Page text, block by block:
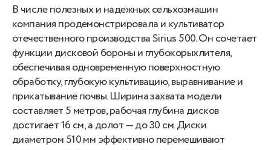
В числе полезных и надежных сельхозмашин
компания продемонстрировала и культиватор
отечественного производства Sirius 500. Он сочетает
функции дисковой бороны и глубокорыхлителя,
обеспечивая одновременную поверхностную
обработку, глубокую культивацию, выравнивание и
прикатывание почвы. Ширина захвата модели
составляет 5 метров, рабочая глубина дисков
достигает 16 см, а долот — до 30 см. Диски
диаметром 510 мм эффективно перемешивают